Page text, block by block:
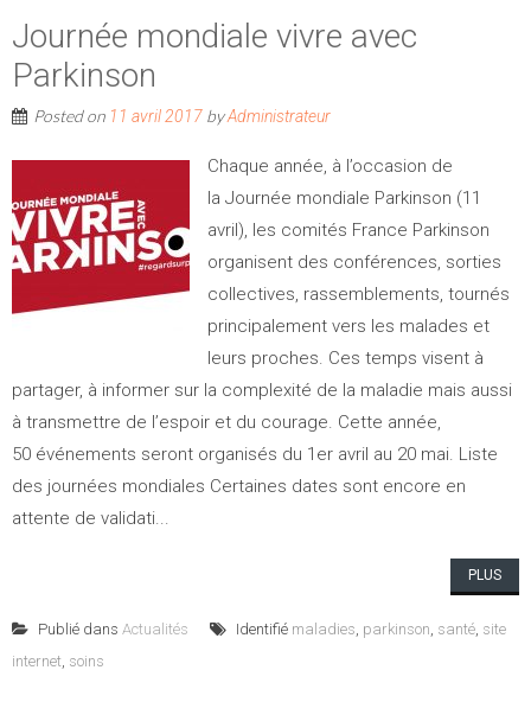
Journée mondiale vivre avec
Parkinson
Posted on 11 avril 2017 byAdministrateur
Chaque année, à l’occasion de
la Journée mondiale Parkinson (11
avril), les comités France Parkinson
organisent des conférences, sorties
collectives, rassemblements, tournés
principalement vers les malades et
leurs proches. Ces temps visent à
partager, à informer sur la complexité de la maladie mais aussi
à transmettre de l’espoir et du courage. Cette année,
50 événements seront organisés du 1er avril au 20 mai. Liste
des journées mondiales Certaines dates sont encore en
attente de validati...
PLUS
Publié dans Actualités Identifié maladies, parkinson, santé, site
internet, soins